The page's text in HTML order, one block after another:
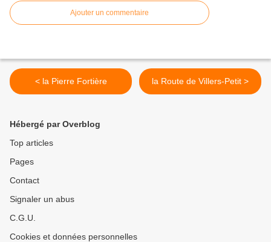
Ajouter un commentaire
< la Pierre Fortière la Route de Villers-Petit >
Hébergé par Overblog
Top articles
Pages
Contact
Signaler un abus
C.G.U.
Cookies et données personnelles